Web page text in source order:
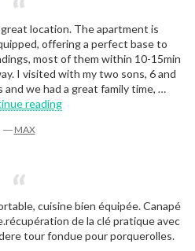
location. The apartment is
offering a perfect base to
most of them within 10-15min
I visited with my two sons, 6 and
and we had a great family time, …
reading“Max”
― MAX
cuisine bien équipée. Canapé
de la clé pratique avec
tour fondue pour porquerolles.